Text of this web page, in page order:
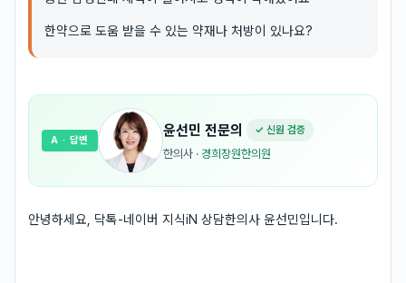
한약으로 도움 받을 수 있는 약재나 처방이 있나요?
윤선민 전문의 ✓ 신원 검증
한의사 · 경희장원한의원
A · 답변
안녕하세요, 닥톡-네이버 지식iN 상담한의사 윤선민입니다.